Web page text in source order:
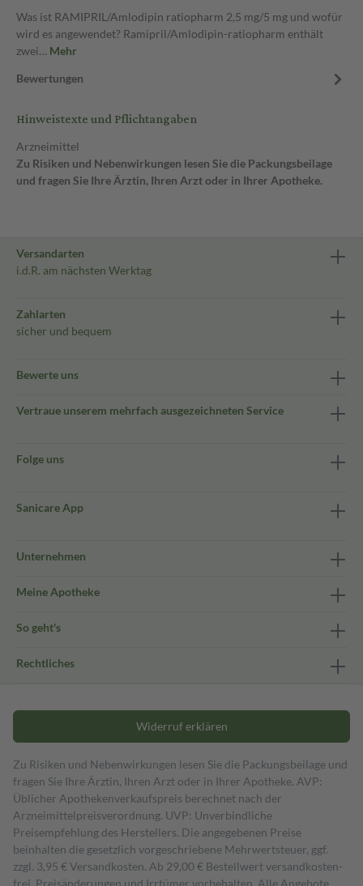
Was ist RAMIPRIL/Amlodipin ratiopharm 2,5 mg/5 mg und wofür
wird es angewendet? Ramipril/Amlodipin-ratiopharm enthält
zwei… Mehr
Bewertungen
Hinweistexte und Pflichtangaben
Arzneimittel
Zu Risiken und Nebenwirkungen lesen Sie die Packungsbeilage
und fragen Sie Ihre Ärztin, Ihren Arzt oder in Ihrer Apotheke.
Versandarten
i.d.R. am nächsten Werktag
Zahlarten
sicher und bequem
Bewerte uns
Vertraue unserem mehrfach ausgezeichneten Service
Folge uns
Sanicare App
Unternehmen
Meine Apotheke
So geht's
Rechtliches
Widerruf erklären
Zu Risiken und Nebenwirkungen lesen Sie die Packungsbeilage und
fragen Sie Ihre Ärztin, Ihren Arzt oder in Ihrer Apotheke. AVP:
Üblicher Apothekenverkaufspreis berechnet nach der
Arzneimittelpreisverordnung. UVP: Unverbindliche
Preisempfehlung des Herstellers. Die angegebenen Preise
beinhalten die gesetzlich vorgeschriebene Mehrwertsteuer, ggf.
zzgl. 3,95 € Versandkosten. Ab 29,00 € Bestell­wert versand­kosten­
frei. Preisänderungen und Irrtümer vorbehalten. Alle Angebote